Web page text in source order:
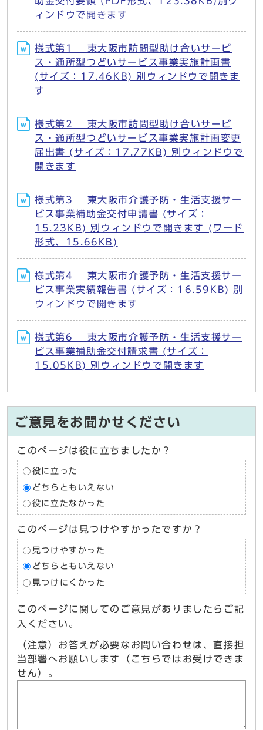
ィンドウで開きます
様式第1 東大阪市訪問型助け合いサービ
ス・通所型つどいサービス事業実施計画書
(サイズ：17.46KB) 別ウィンドウで開きま
す
様式第2 東大阪市訪問型助け合いサービ
ス・通所型つどいサービス事業実施計画変更
届出書 (サイズ：17.77KB) 別ウィンドウで
開きます
様式第3 東大阪市介護予防・生活支援サー
ビス事業補助金交付申請書 (サイズ：
15.23KB) 別ウィンドウで開きます (ワード
形式、15.66KB)
様式第4 東大阪市介護予防・生活支援サー
ビス事業実績報告書 (サイズ：16.59KB) 別
ウィンドウで開きます
様式第6 東大阪市介護予防・生活支援サー
ビス事業補助金交付請求書 (サイズ：
15.05KB) 別ウィンドウで開きます
ご意見をお聞かせください
このページは役に立ちましたか？
役に立った
どちらともいえない
役に立たなかった
このページは見つけやすかったですか？
見つけやすかった
どちらともいえない
見つけにくかった
このページに関してのご意見がありましたらご記
入ください。
（注意）お答えが必要なお問い合わせは、直接担
当部署へお願いします（こちらではお受けできま
せん）。